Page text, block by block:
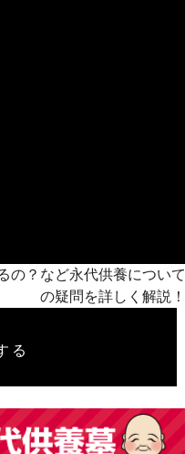
の？など永代供養について
の疑問を詳しく解説！
る